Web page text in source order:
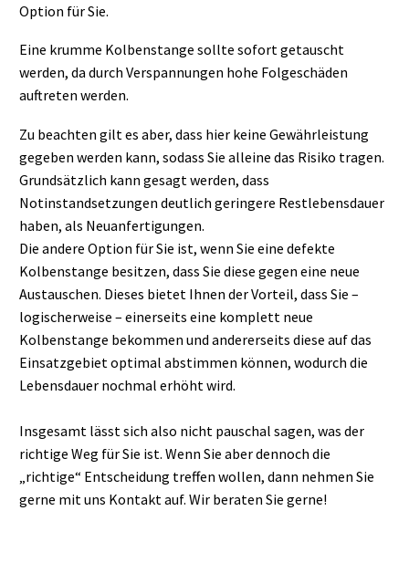
Option für Sie.
Eine krumme Kolbenstange sollte sofort getauscht
werden, da durch Verspannungen hohe Folgeschäden
auftreten werden.
Zu beachten gilt es aber, dass hier keine Gewährleistung
gegeben werden kann, sodass Sie alleine das Risiko tragen.
Grundsätzlich kann gesagt werden, dass
Notinstandsetzungen deutlich geringere Restlebensdauer
haben, als Neuanfertigungen.
Die andere Option für Sie ist, wenn Sie eine defekte
Kolbenstange besitzen, dass Sie diese gegen eine neue
Austauschen. Dieses bietet Ihnen der Vorteil, dass Sie –
logischerweise – einerseits eine komplett neue
Kolbenstange bekommen und andererseits diese auf das
Einsatzgebiet optimal abstimmen können, wodurch die
Lebensdauer nochmal erhöht wird.
Insgesamt lässt sich also nicht pauschal sagen, was der
richtige Weg für Sie ist. Wenn Sie aber dennoch die
„richtige“ Entscheidung treffen wollen, dann nehmen Sie
gerne mit uns Kontakt auf. Wir beraten Sie gerne!